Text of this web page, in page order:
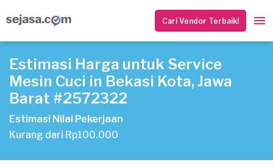
Cari Vendor Terbaik!
Estimasi Harga untuk Service
Mesin Cuci in Bekasi Kota, Jawa
Barat #2572322
Estimasi Nilai Pekerjaan
Kurang dari Rp100.000